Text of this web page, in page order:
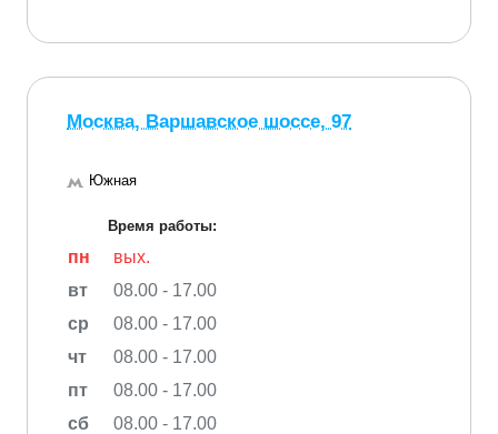
Москва, Варшавское шоссе, 97
Южная
Время работы:
пн
вых.
вт
08.00 - 17.00
ср
08.00 - 17.00
чт
08.00 - 17.00
пт
08.00 - 17.00
сб
08.00 - 17.00